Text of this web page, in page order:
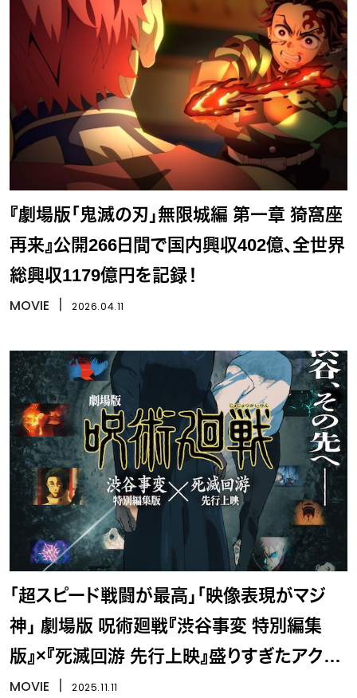
『劇場版「鬼滅の刃」無限城編 第一章 猗窩座
再来』公開266日間で国内興収402億、全世界
総興収1179億円を記録！
MOVIE 2026.04.11
「超スピード戦闘が最高」「映像表現がマジ
神」 劇場版 呪術廻戦『渋谷事変 特別編集
版』×『死滅回游 先行上映』盛りすぎたアクシ
ョンシーンが話題に
MOVIE 2025.11.11